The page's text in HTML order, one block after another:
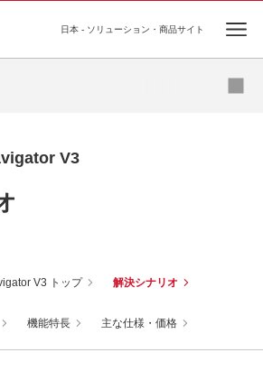
日本 - ソリューション・商品サイト
ェア
V3
V3 トップ 解決シナリオ
機能特長 主な仕様・価格